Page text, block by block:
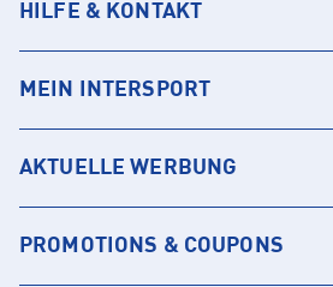
HILFE & KONTAKT
MEIN INTERSPORT
AKTUELLE WERBUNG
PROMOTIONS & COUPONS